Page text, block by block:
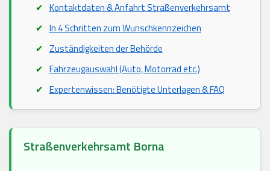
Kontaktdaten & Anfahrt Straßenverkehrsamt
In 4 Schritten zum Wunschkennzeichen
Zuständigkeiten der Behörde
Fahrzeugauswahl (Auto, Motorrad etc.)
Expertenwissen: Benötigte Unterlagen & FAQ
Straßenverkehrsamt Borna